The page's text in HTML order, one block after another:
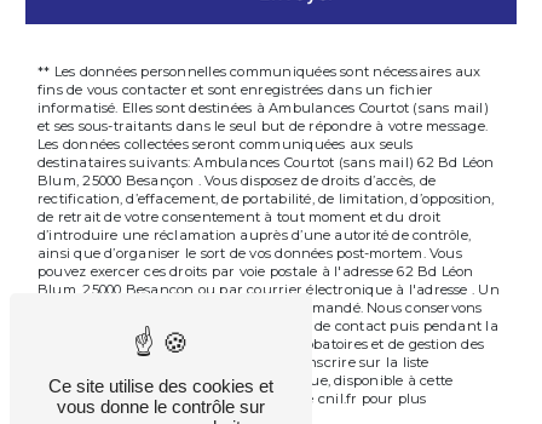
** Les données personnelles communiquées sont nécessaires aux
fins de vous contacter et sont enregistrées dans un fichier
informatisé. Elles sont destinées à Ambulances Courtot (sans mail)
et ses sous-traitants dans le seul but de répondre à votre message.
Les données collectées seront communiquées aux seuls
destinataires suivants: Ambulances Courtot (sans mail) 62 Bd Léon
Blum, 25000 Besançon . Vous disposez de droits d’accès, de
rectification, d’effacement, de portabilité, de limitation, d’opposition,
de retrait de votre consentement à tout moment et du droit
d’introduire une réclamation auprès d’une autorité de contrôle,
ainsi que d’organiser le sort de vos données post-mortem. Vous
pouvez exercer ces droits par voie postale à l'adresse 62 Bd Léon
Blum, 25000 Besançon ou par courrier électronique à l'adresse . Un
justificatif d'identité pourra vous être demandé. Nous conservons
vos données pendant la période de prise de contact puis pendant la
durée de prescription légale aux fins probatoires et de gestion des
contentieux. Vous avez le droit de vous inscrire sur la liste
d'opposition au démarchage téléphonique, disponible à cette
Bloctel.gouv.fr
. Consultez le site cnil.fr pour plus
d’informations sur vos droits.
Ce site utilise des cookies et
vous donne le contrôle sur